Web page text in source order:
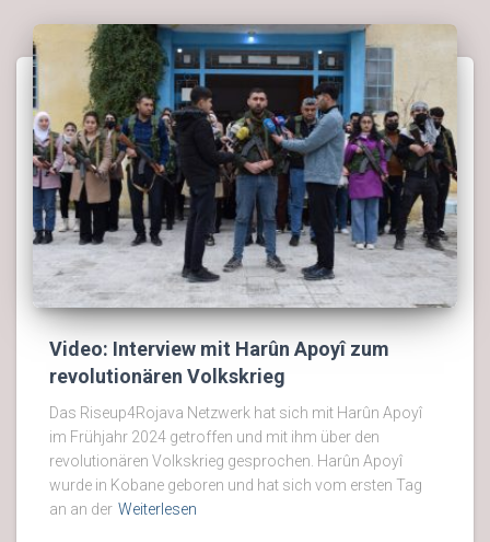
Video: Interview mit Harûn Apoyî zum
revolutionären Volkskrieg
Das Riseup4Rojava Netzwerk hat sich mit Harûn Apoyî
im Frühjahr 2024 getroffen und mit ihm über den
revolutionären Volkskrieg gesprochen. Harûn Apoyî
wurde in Kobane geboren und hat sich vom ersten Tag
an an der Weiterlesen